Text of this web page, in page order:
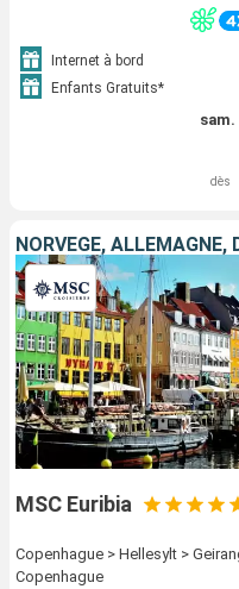
Internet à bord
Enfants Gratuits*
sam.
dès
NORVÈGE, ALLEMAGNE,
MSC Euribia
Copenhague > Hellesylt >
Copenhague